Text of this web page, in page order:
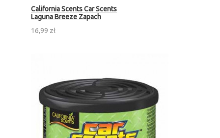
California Scents Car Scents
Laguna Breeze Zapach
16,99 zł